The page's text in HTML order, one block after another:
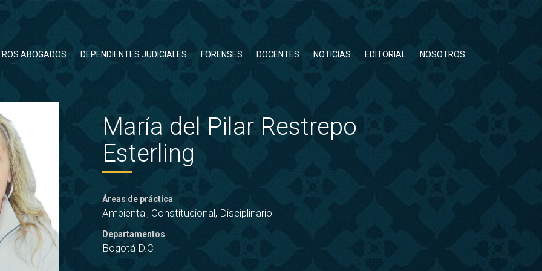
ABOGADOS
DEPENDIENTES JUDICIALES FORENSES DOCENTES NOTICIAS EDITORIAL NOSOTROS
María del Pilar Restrepo
Esterling
Áreas de práctica
Ambiental, Constitucional, Disciplinario
Departamentos
Bogotá D.C